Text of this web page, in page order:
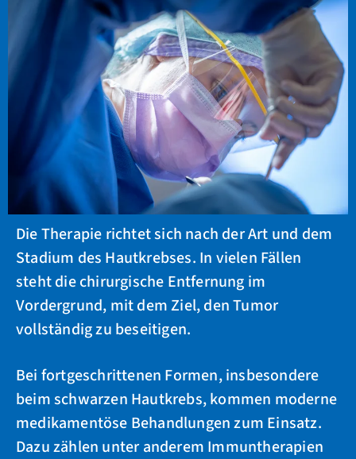
Die Therapie richtet sich nach der Art und dem
Stadium des Hautkrebses. In vielen Fällen
steht die chirurgische Entfernung im
Vordergrund, mit dem Ziel, den Tumor
vollständig zu beseitigen.
Bei fortgeschrittenen Formen, insbesondere
beim schwarzen Hautkrebs, kommen moderne
medikamentöse Behandlungen zum Einsatz.
Dazu zählen unter anderem Immuntherapien